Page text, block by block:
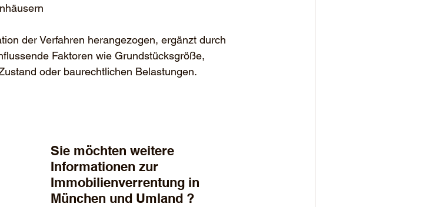
der Verfahren herangezogen, ergänzt durch
Faktoren wie Grundstücksgröße,
oder baurechtlichen Belastungen.
Sie möchten weitere
Informationen zur
Immobilienverrentung in
München und Umland ?